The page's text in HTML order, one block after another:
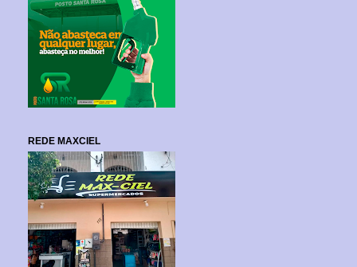
REDE MAXCIEL